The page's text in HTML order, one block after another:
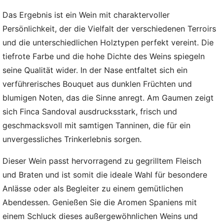
Das Ergebnis ist ein Wein mit charaktervoller
Persönlichkeit, der die Vielfalt der verschiedenen Terroirs
und die unterschiedlichen Holztypen perfekt vereint. Die
tiefrote Farbe und die hohe Dichte des Weins spiegeln
seine Qualität wider. In der Nase entfaltet sich ein
verführerisches Bouquet aus dunklen Früchten und
blumigen Noten, das die Sinne anregt. Am Gaumen zeigt
sich Finca Sandoval ausdrucksstark, frisch und
geschmacksvoll mit samtigen Tanninen, die für ein
unvergessliches Trinkerlebnis sorgen.
Dieser Wein passt hervorragend zu gegrilltem Fleisch
und Braten und ist somit die ideale Wahl für besondere
Anlässe oder als Begleiter zu einem gemütlichen
Abendessen. Genießen Sie die Aromen Spaniens mit
einem Schluck dieses außergewöhnlichen Weins und